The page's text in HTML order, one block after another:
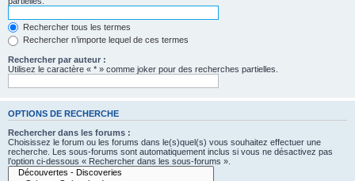
Rechercher tous les termes
Rechercher n’importe lequel de ces termes
Rechercher par auteur :
Utilisez le caractère « * » comme joker pour des recherches partielles.
OPTIONS DE RECHERCHE
Rechercher dans les forums :
Choisissez le forum ou les forums dans le(s)quel(s) vous souhaitez effectuer une
recherche. Les sous-forums sont automatiquement inclus si vous ne désactivez pas
l’option ci-dessous « Rechercher dans les sous-forums ».